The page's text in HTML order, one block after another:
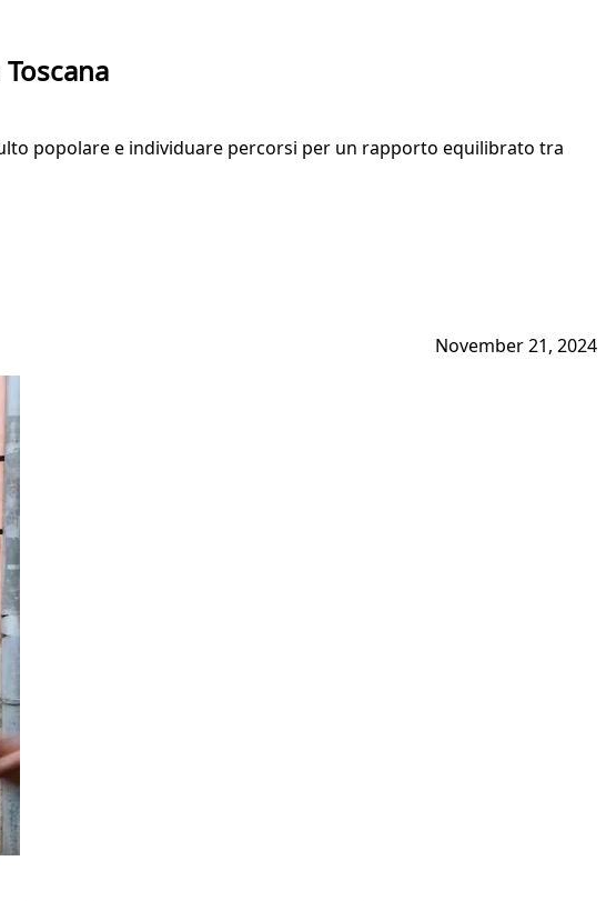
popolare e individuare percorsi per un rapporto equilibrato tra
November 21, 2024